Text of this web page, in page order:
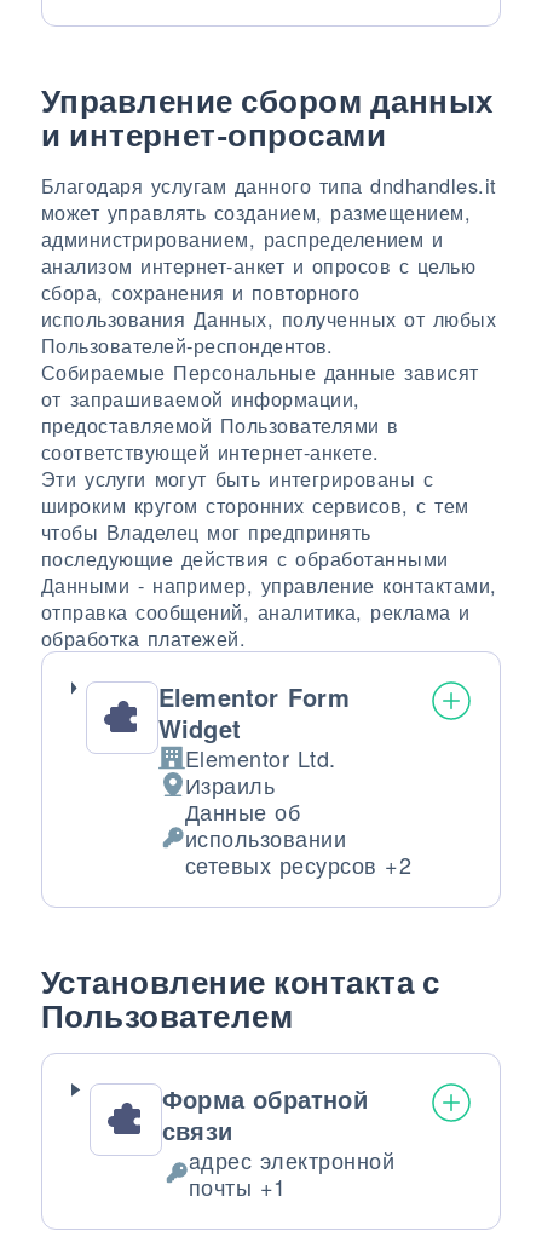
Управление сбором данных
и интернет-опросами
Благодаря услугам данного типа dndhandles.it
может управлять созданием, размещением,
администрированием, распределением и
анализом интернет-анкет и опросов с целью
сбора, сохранения и повторного
использования Данных, полученных от любых
Пользователей-респондентов.
Собираемые Персональные данные зависят
от запрашиваемой информации,
предоставляемой Пользователями в
соответствующей интернет-анкете.
Эти услуги могут быть интегрированы с
широким кругом сторонних сервисов, с тем
чтобы Владелец мог предпринять
последующие действия с обработанными
Данными - например, управление контактами,
отправка сообщений, аналитика, реклама и
обработка платежей.
Elementor Form
Widget
Компания:
Elementor Ltd.
Место обработки:
Израиль
Обрабатываемые персональные
Данные об
использовании
сетевых ресурсов +2
Установление контакта с
Пользователем
Форма обратной
связи
Обрабатываемые персональные
aдрес электронной
почты +1